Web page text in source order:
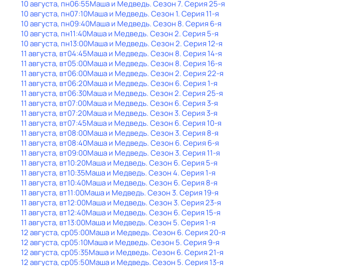
10 августа, пн06:55Маша и Медведь. Сезон 7. Серия 25-я
10 августа, пн07:10Маша и Медведь. Сезон 1. Серия 11-я
10 августа, пн09:40Маша и Медведь. Сезон 8. Серия 6-я
10 августа, пн11:40Маша и Медведь. Сезон 2. Серия 5-я
10 августа, пн13:00Маша и Медведь. Сезон 2. Серия 12-я
11 августа, вт04:45Маша и Медведь. Сезон 8. Серия 14-я
11 августа, вт05:00Маша и Медведь. Сезон 8. Серия 16-я
11 августа, вт06:00Маша и Медведь. Сезон 2. Серия 22-я
11 августа, вт06:20Маша и Медведь. Сезон 6. Серия 1-я
11 августа, вт06:30Маша и Медведь. Сезон 2. Серия 25-я
11 августа, вт07:00Маша и Медведь. Сезон 6. Серия 3-я
11 августа, вт07:20Маша и Медведь. Сезон 3. Серия 3-я
11 августа, вт07:45Маша и Медведь. Сезон 6. Серия 10-я
11 августа, вт08:00Маша и Медведь. Сезон 3. Серия 8-я
11 августа, вт08:40Маша и Медведь. Сезон 6. Серия 6-я
11 августа, вт09:00Маша и Медведь. Сезон 3. Серия 11-я
11 августа, вт10:20Маша и Медведь. Сезон 6. Серия 5-я
11 августа, вт10:35Маша и Медведь. Сезон 4. Серия 1-я
11 августа, вт10:40Маша и Медведь. Сезон 6. Серия 8-я
11 августа, вт11:00Маша и Медведь. Сезон 3. Серия 19-я
11 августа, вт12:00Маша и Медведь. Сезон 3. Серия 23-я
11 августа, вт12:40Маша и Медведь. Сезон 6. Серия 15-я
11 августа, вт13:00Маша и Медведь. Сезон 5. Серия 1-я
12 августа, ср05:00Маша и Медведь. Сезон 6. Серия 20-я
12 августа, ср05:10Маша и Медведь. Сезон 5. Серия 9-я
12 августа, ср05:35Маша и Медведь. Сезон 6. Серия 21-я
12 августа, ср05:50Маша и Медведь. Сезон 5. Серия 13-я